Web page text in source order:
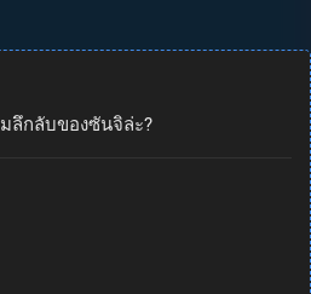
มลึกลับของซันจิล่ะ?